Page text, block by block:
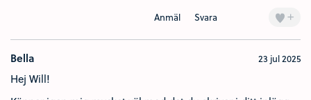
Anmäl Svara +
Bella 23 jul 2025
Hej Will!